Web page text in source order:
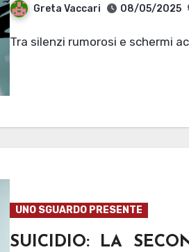
Greta Vaccari 08/05/2025
Tra silenzi rumorosi e schermi
UNO SGUARDO PRESENTE
SUICIDIO: LA